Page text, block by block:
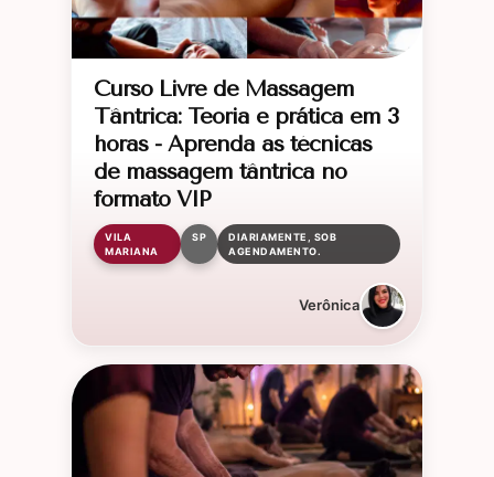
Curso Livre de Massagem
Tântrica: Teoria e prática em 3
horas - Aprenda as técnicas
de massagem tântrica no
formato VIP
VILA
MARIANA
SP
DIARIAMENTE, SOB
AGENDAMENTO.
Verônica